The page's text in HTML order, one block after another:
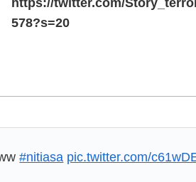
#nitiasa pic.twitter.com/